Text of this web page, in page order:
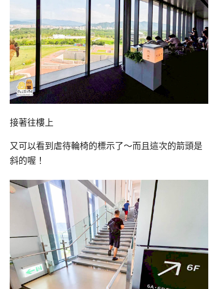
接著往樓上
又可以看到虐待輪椅的標示了～而且這次的箭頭是
斜的喔！